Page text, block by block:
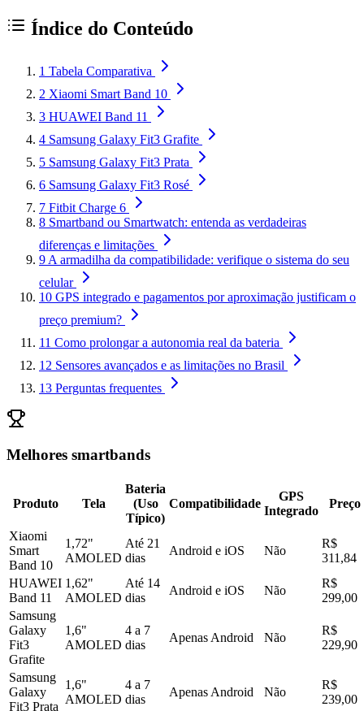
Índice do Conteúdo
1 Tabela Comparativa
2 Xiaomi Smart Band 10
3 HUAWEI Band 11
4 Samsung Galaxy Fit3 Grafite
5 Samsung Galaxy Fit3 Prata
6 Samsung Galaxy Fit3 Rosé
7 Fitbit Charge 6
8 Smartband ou Smartwatch: entenda as verdadeiras
diferenças e limitações
9 A armadilha da compatibilidade: verifique o sistema do seu
celular
10 GPS integrado e pagamentos por aproximação justificam o
preço premium?
11 Como prolongar a autonomia real da bateria
12 Sensores avançados e as limitações no Brasil
13 Perguntas frequentes
Melhores smartbands
Produto Tela
Bateria
(Uso
Típico)
Compatibilidade
GPS
Integrado
Preço
Xiaomi
Smart
Band 10
1,72"
AMOLED
Até 21
dias
Android e iOS Não
R$
311,84
HUAWEI
Band 11
1,62"
AMOLED
Até 14
dias
Android e iOS Não
R$
299,00
Samsung
Galaxy
Fit3
Grafite
1,6"
AMOLED
4 a 7
dias
Apenas Android Não
R$
229,90
Samsung
Galaxy
Fit3 Prata
1,6"
AMOLED
4 a 7
dias
Apenas Android Não
R$
239,00